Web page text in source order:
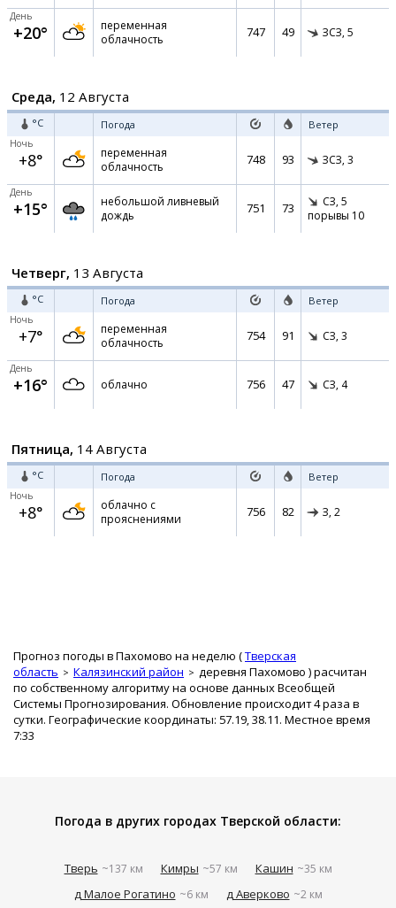
День
+20°
переменная
облачность
747 49 ЗСЗ, 5
Среда, 12 Августа
°C Погода Ветер
Ночь
+8°
переменная
облачность
748 93 ЗСЗ, 3
День
+15°
небольшой ливневый
дождь
751 73 СЗ, 5
порывы 10
Четверг, 13 Августа
°C Погода Ветер
Ночь
+7°
переменная
облачность
754 91 СЗ, 3
День
+16° облачно 756 47 СЗ, 4
Пятница, 14 Августа
°C Погода Ветер
Ночь
+8°
облачно с
прояснениями
756 82 З, 2
Прогноз погоды в Пахомово на неделю (Тверская
область
Калязинский район деревня Пахомово ) расчитан
по собственному алгоритму на основе данных Всеобщей
Системы Прогнозирования. Обновление происходит 4 раза в
сутки. Географические координаты: 57.19, 38.11. Местное время
7:33
Погода в других городах Тверской области:
Тверь ~137 км Кимры ~57 км Кашин ~35 км
д Малое Рогатино ~6 км д Аверково ~2 км